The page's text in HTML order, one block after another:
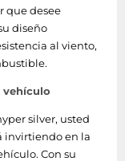
que desee
diseño
al viento,
vehículo
silver, usted
invirtiendo en la
Con su